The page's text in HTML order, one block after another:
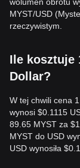
MYST/USD
rzeczywistym.
Ile kosztuje
Dollar?
W tej chwili cena
wynosi $0.1115
89.65 MYST za
MYST do USD
USD wynosiła